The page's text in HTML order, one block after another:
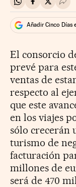
Compartir en
Compartir
Añadir Cinco Días
El consorcio
prevé para
ventas de
respecto al
que este
en los viajes
sólo crecerán
turismo de
facturación
millones de
será de 470